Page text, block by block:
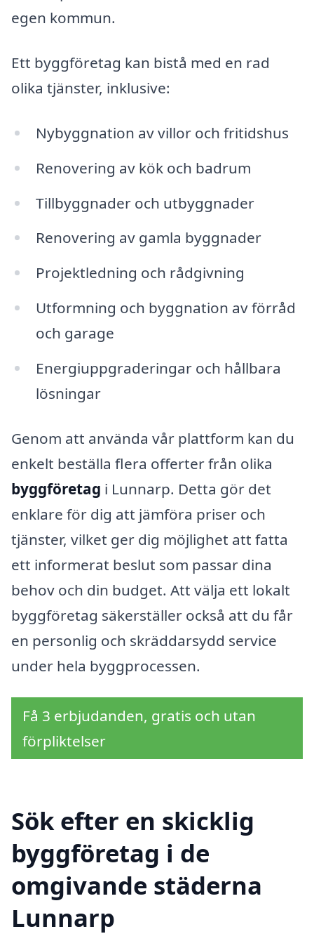
egen kommun.
Ett byggföretag kan bistå med en rad
olika tjänster, inklusive:
Nybyggnation av villor och fritidshus
Renovering av kök och badrum
Tillbyggnader och utbyggnader
Renovering av gamla byggnader
Projektledning och rådgivning
Utformning och byggnation av förråd
och garage
Energiuppgraderingar och hållbara
lösningar
Genom att använda vår plattform kan du
enkelt beställa flera offerter från olika
byggföretag i Lunnarp. Detta gör det
enklare för dig att jämföra priser och
tjänster, vilket ger dig möjlighet att fatta
ett informerat beslut som passar dina
behov och din budget. Att välja ett lokalt
byggföretag säkerställer också att du får
en personlig och skräddarsydd service
under hela byggprocessen.
Få 3 erbjudanden, gratis och utan
förpliktelser
Sök efter en skicklig
byggföretag i de
omgivande städerna
Lunnarp